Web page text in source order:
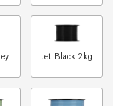
Jet Black 2kg